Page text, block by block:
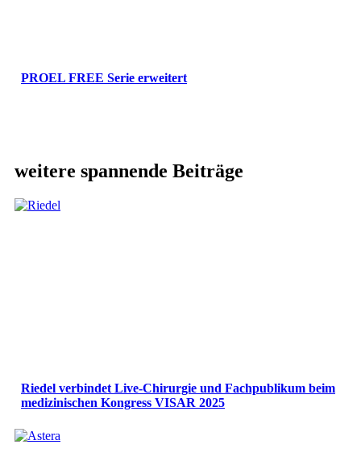
PROEL FREE Serie erweitert
weitere spannende Beiträge
Riedel verbindet Live-Chirurgie und Fachpublikum beim
medizinischen Kongress VISAR 2025